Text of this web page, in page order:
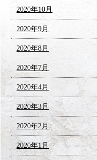
2020年10月
2020年9月
2020年8月
2020年7月
2020年4月
2020年3月
2020年2月
2020年1月